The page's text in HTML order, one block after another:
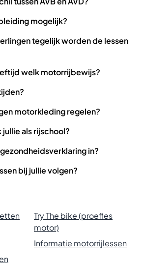
mogelijk?
tegelijk worden de lessen
welk motorrijbewijs?
motorkleding regelen?
als rijschool?
in?
bij jullie volgen?
Try The bike (proefles
motor)
Informatie motorrijlessen